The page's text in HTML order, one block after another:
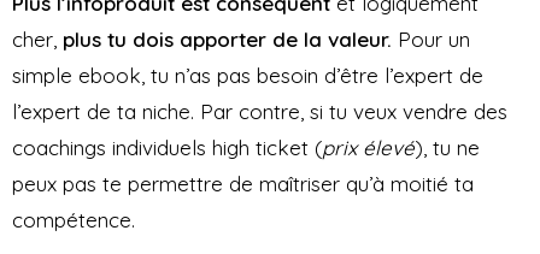
cher, plus tu dois apporter de la valeur. Pour un
simple ebook, tu n’as pas besoin d’être l’expert de
l’expert de ta niche. Par contre, si tu veux vendre des
coachings individuels high ticket (prix élevé), tu ne
peux pas te permettre de maîtriser qu’à moitié ta
compétence.